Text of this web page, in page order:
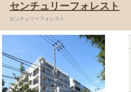
センチュリーフォレスト
センチュリーフォレスト